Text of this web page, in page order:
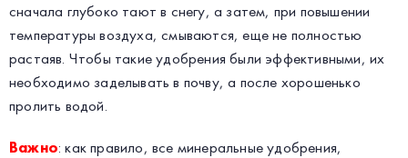
сначала глубоко тают в снегу, а затем, при повышении
температуры воздуха, смываются, еще не полностью
растаяв. Чтобы такие удобрения были эффективными, их
необходимо заделывать в почву, а после хорошенько
пролить водой.
Важно: как правило, все минеральные удобрения,